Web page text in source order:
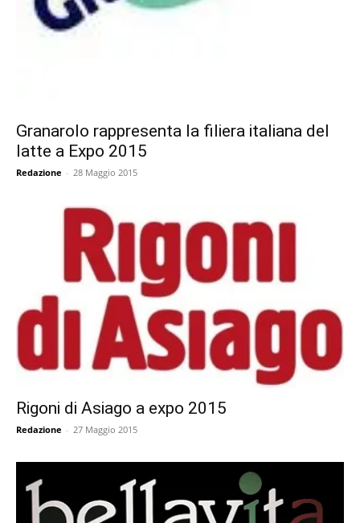
Granarolo rappresenta la filiera italiana del
latte a Expo 2015
Redazione - 28 Maggio 2015
Rigoni di Asiago a expo 2015
Redazione - 27 Maggio 2015